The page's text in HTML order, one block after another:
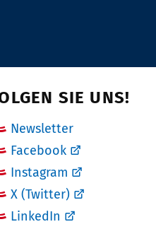
SIE UNS!
Newsletter
Facebook
Instagram
X (Twitter)
LinkedIn